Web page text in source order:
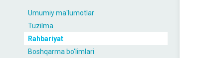
Umumiy ma'lumotlar
Tuzilma
Rahbariyat
Boshqarma bo'limlari